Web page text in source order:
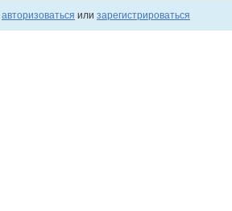
авторизоваться или зарегистрироваться